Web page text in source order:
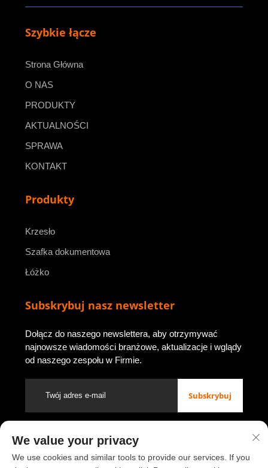
Szybkie łącze
Strona Główna
O NAS
PRODUKTY
AKTUALNOŚCI
SPRAWA
KONTAKT
Produkty
Krzesło
Szafka dokumentowa
Łóżko
Subskrybuj nasz newsletter
Dołącz do naszego newslettera, aby otrzymywać
najnowsze wiadomości branżowe, aktualizacje i wglądy
od naszego zespołu w Firmie.
Subskrybuj
Prawa autorskie © 2026 przez Luoyang Youbao Office Furniture
Co., Ltd.
Polityka prywatności
We value your privacy
We use cookies and similar tools to provide our services. If you